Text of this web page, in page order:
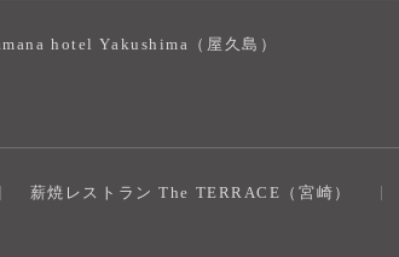
hotel Yakushima（屋久島）
薪焼レストラン The TERRACE（宮崎）